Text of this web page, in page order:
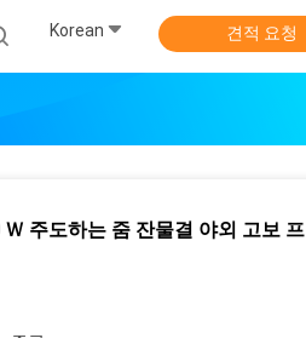
Korean 견적 요청
주도하는 줌 잔물결 야외 고보 프